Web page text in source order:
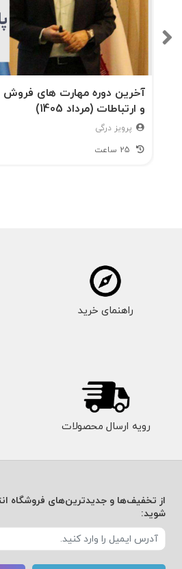
آخرین دوره مهارت های فروش
و ارتباطات (مرداد 1405)
پرویز درگی
راهنمای خرید
رویه ارسال محصولات
از تخفیف‌ها و جدیدترین‌های فروشگاه
شوید: